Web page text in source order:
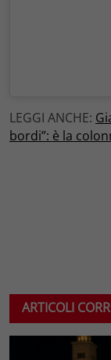
LEGGI ANCHE:
bordi”: è la
ARTICOLI